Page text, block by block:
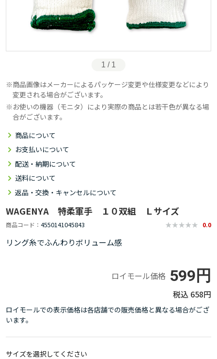
1 / 1
商品画像はメーカーによるパッケージ変更や仕様変更などにより
変更される場合がございます。
お使いの機器（モニタ）により実際の商品とは若干色が異なる場
合がございます。
商品について
お支払いについて
配送・納期について
送料について
返品・交換・キャンセルについて
WAGENYA 特柔軍手 １０双組 Ｌサイズ
商品コード 4550141045843 0.0
リング糸でふんわりボリューム感
ロイモール価格 599円
658円
ロイモールでの表示価格は各店舗での販売価格と異なる場合がござ
います。
サイズを選択してください